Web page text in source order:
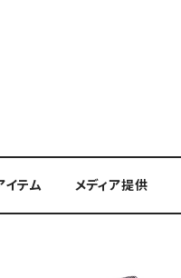
イテム メディア提供